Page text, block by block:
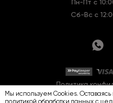
Мы используем Cookies.
политикой обработки данных с
Пн-Пт с
Сб-Вс с
Политика